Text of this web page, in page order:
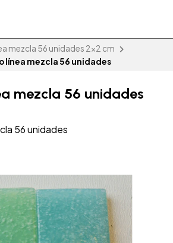
mezcla 56 unidades 2x2 cm
línea mezcla 56 unidades
mezcla 56 unidades
56 unidades